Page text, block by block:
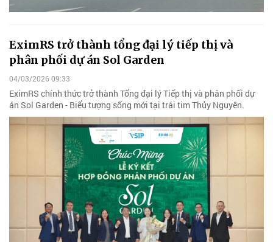
EximRS trở thành tổng đại lý tiếp thị và
phân phối dự án Sol Garden
04/03/2026 09:33
EximRS chính thức trở thành Tổng đại lý Tiếp thị và phân phối dự
án Sol Garden - Biểu tượng sống mới tại trái tim Thủy Nguyên.